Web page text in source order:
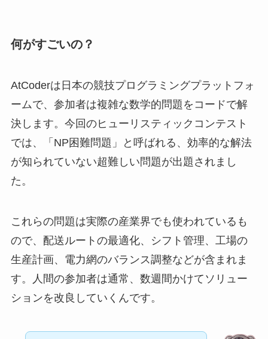
何がすごいの？
AtCoderは日本の競技プログラミングプラットフォ
ームで、参加者は複雑な数学的問題をコードで解
決します。今回のヒューリスティックコンテスト
では、「NP困難問題」と呼ばれる、効率的な解法
が知られていない超難しい問題が出題されまし
た。
これらの問題は実際の産業界でも使われているも
ので、配送ルートの最適化、シフト管理、工場の
生産計画、電力網のバランス調整などが含まれま
す。人間の参加者は通常、数週間かけてソリュー
ションを改良していくんです。